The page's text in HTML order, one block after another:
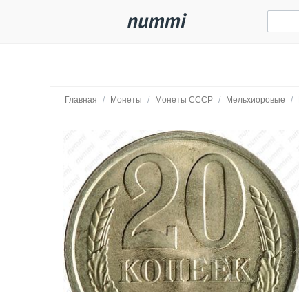
Главная / Монеты / Монеты СССР / Мельхиоровые /